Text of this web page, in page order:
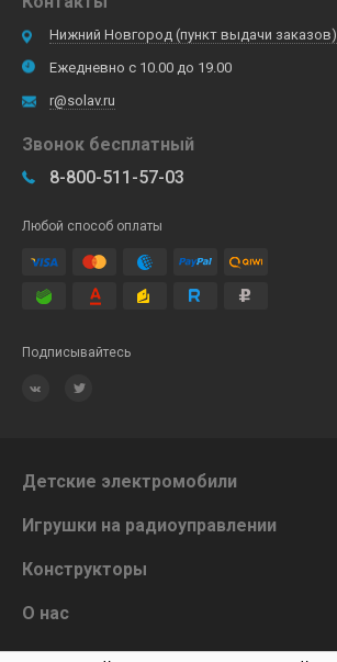
Нижний Новгород (пункт выдачи заказов)
Ежедневно с 10.00 до 19.00
r@solav.ru
Звонок бесплатный
8-800-511-57-03
Любой способ оплаты
Подписывайтесь
Детские электромобили
Игрушки на радиоуправлении
Конструкторы
О нас